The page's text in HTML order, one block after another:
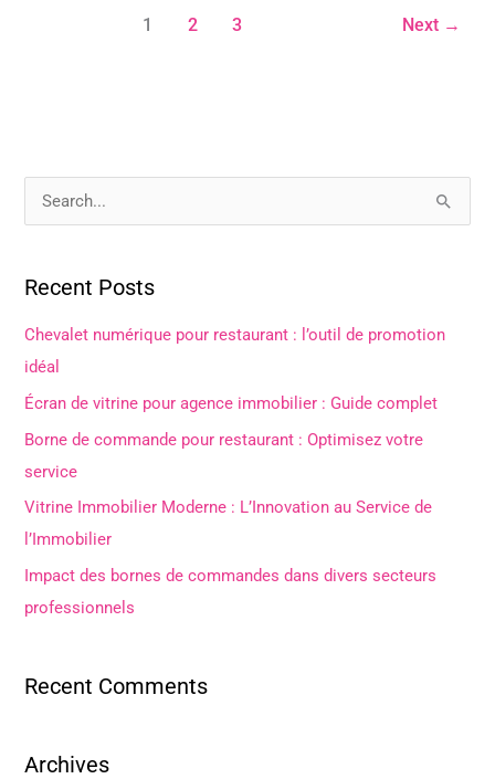
1 2 3 Next →
c
h
f
o
Recent Posts
Chevalet numérique pour restaurant : l’outil de promotion
idéal
Écran de vitrine pour agence immobilier : Guide complet
Borne de commande pour restaurant : Optimisez votre
service
Vitrine Immobilier Moderne : L’Innovation au Service de
l’Immobilier
Impact des bornes de commandes dans divers secteurs
professionnels
Recent Comments
Archives